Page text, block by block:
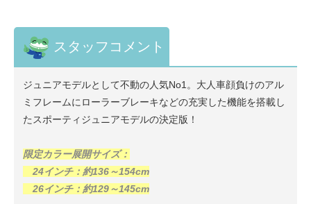
スタッフコメント
ジュニアモデルとして不動の人気No1。大人車顔負けのアル
ミフレームにローラーブレーキなどの充実した機能を搭載し
たスポーティジュニアモデルの決定版！
限定カラー展開サイズ：
24インチ：約136～154cm
26インチ：約129～145cm